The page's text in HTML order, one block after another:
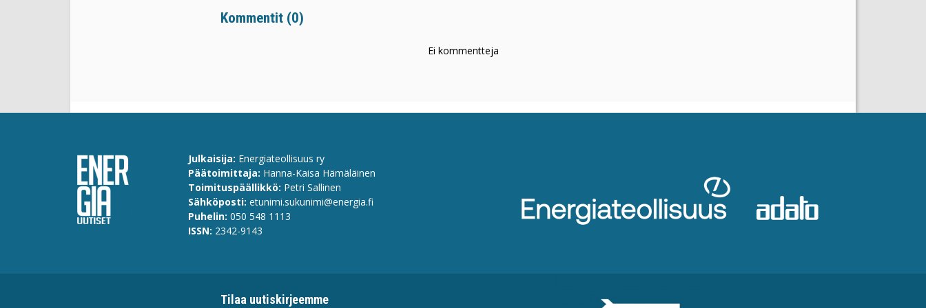
Kommentit (0)
Ei kommentteja
Julkaisija: Energiateollisuus ry
Päätoimittaja: Hanna-Kaisa Hämäläinen
Toimituspäällikkö: Petri Sallinen
Sähköposti: etunimi.sukunimi@energia.fi
Puhelin: 050 548 1113
ISSN: 2342-9143
Tilaa uutiskirjeemme